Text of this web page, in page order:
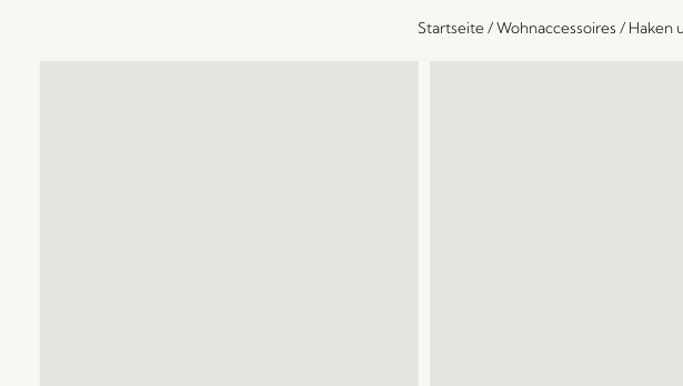
Startseite/Wohnaccessoires / Haken